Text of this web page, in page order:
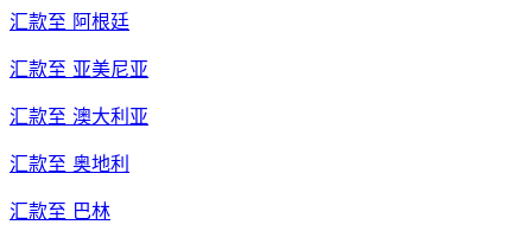
汇款至 阿根廷
汇款至 亚美尼亚
汇款至 澳大利亚
汇款至 奥地利
汇款至 巴林